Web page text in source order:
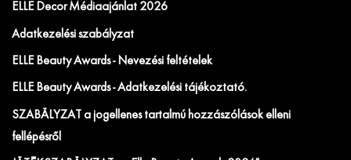
ELLE Decor Médiaajánlat 2026
Adatkezelési szabályzat
ELLE Beauty Awards - Nevezési feltételek
ELLE Beauty Awards - Adatkezelési tájékoztató.
SZABÁLYZAT a jogellenes tartalmú hozzászólások elleni
fellépésről